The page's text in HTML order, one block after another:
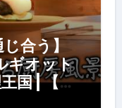
じ合う】
ギオット
国 | 【厨